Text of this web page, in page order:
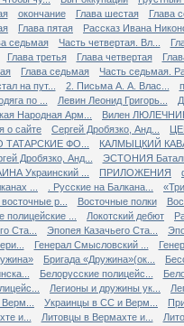
окончание Глава шестая
Глава
Глава пятая
Рассказ Ивана
седьмая Часть четвертая. Вл...
Глава третья Глава четвертая
Глава седьмая
Часть седьмая.
на пут... 2. Письма А. А. Влас...
по ... Левин Леонид Григорь...
Народная Арм...
Вилен
о сайте Сергей Дробязко, Анд...
ТАТАРСКИЕ ФО...
КАЛМЫЦКИЙ
Дробязко, Анд...
ЭСТОНИЯ
Украинский ... ПРИЛОЖЕНИЯ
... . Русские на Балкана...
р... Восточные полки
полицейские ... Локотский дебют
Ста... Эпопея Казачьего Ста...
Генерал Смысловский ...
Бригада «Дружина»(ок...
Белорусские полицейс...
Легионы и дружины ук...
Украинцы в СС и Верм...
и... Литовцы в Вермахте и...